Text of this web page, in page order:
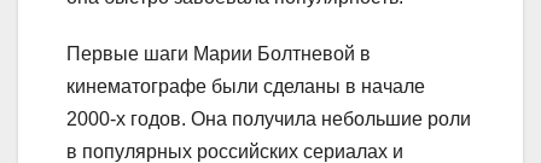
Первые шаги Марии Болтневой в
кинематографе были сделаны в начале
2000-х годов. Она получила небольшие роли
в популярных российских сериалах и